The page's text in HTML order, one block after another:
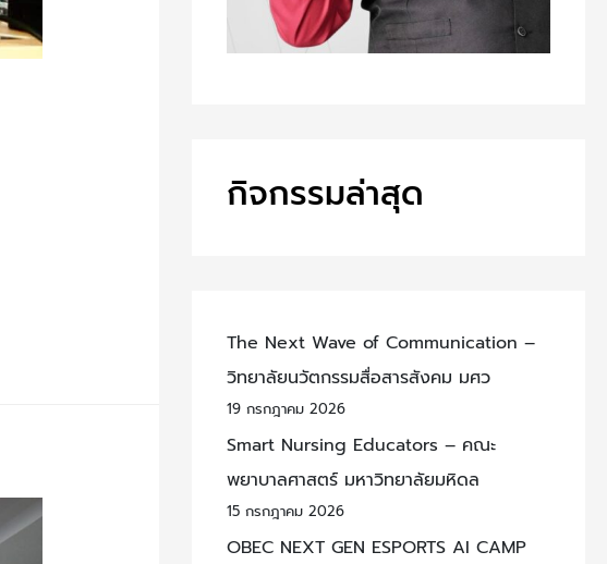
กิจกรรมล่าสุด
The Next Wave of Communication –
วิทยาลัยนวัตกรรมสื่อสารสังคม มศว
19 กรกฎาคม 2026
Smart Nursing Educators – คณะ
พยาบาลศาสตร์ มหาวิทยาลัยมหิดล
15 กรกฎาคม 2026
OBEC NEXT GEN ESPORTS AI CAMP